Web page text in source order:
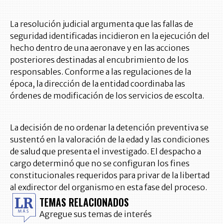
La resolución judicial argumenta que las fallas de
seguridad identificadas incidieron en la ejecución del
hecho dentro de una aeronave y en las acciones
posteriores destinadas al encubrimiento de los
responsables. Conforme a las regulaciones de la
época, la dirección de la entidad coordinaba las
órdenes de modificación de los servicios de escolta.
La decisión de no ordenar la detención preventiva se
sustentó en la valoración de la edad y las condiciones
de salud que presenta el investigado. El despacho a
cargo determinó que no se configuran los fines
constitucionales requeridos para privar de la libertad
al exdirector del organismo en esta fase del proceso.
TEMAS RELACIONADOS
Agregue sus temas de interés